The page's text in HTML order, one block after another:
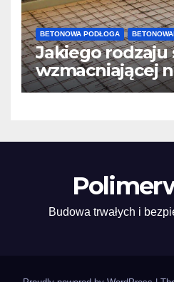
BETONOWA PODŁOGA
Jakiego rodzaju
wzmacniającej
do wylewek
Budowa trwałych i